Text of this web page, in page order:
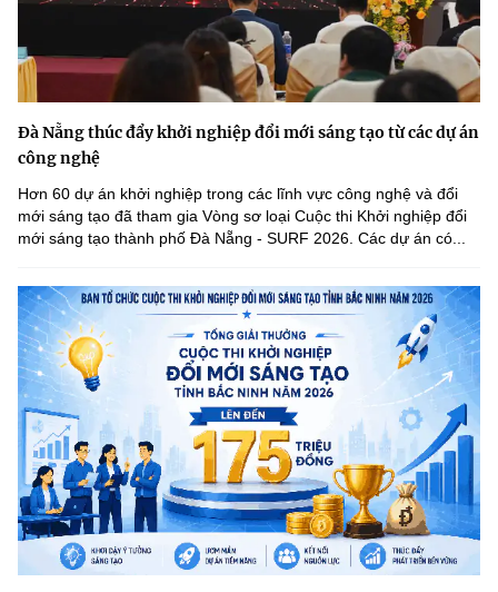
Đà Nẵng thúc đẩy khởi nghiệp đổi mới sáng tạo từ các dự án
công nghệ
Hơn 60 dự án khởi nghiệp trong các lĩnh vực công nghệ và đổi
mới sáng tạo đã tham gia Vòng sơ loại Cuộc thi Khởi nghiệp đổi
mới sáng tạo thành phố Đà Nẵng - SURF 2026. Các dự án có...